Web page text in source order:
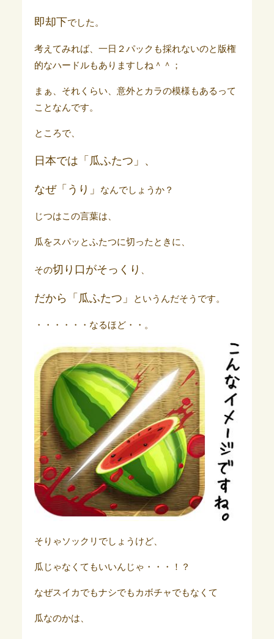
即却下でした。
考えてみれば、一日２パックも採れないのと版権
的なハードルもありますしね＾＾；
まぁ、それくらい、意外とカラの模様もあるって
ことなんです。
ところで、
日本では「瓜ふたつ」、
なぜ「うり」 なんでしょうか？
じつはこの言葉は、
瓜をスパッとふたつに切ったときに、
その切り口 がそっくり
だから「瓜ふたつ」 というんだそうです。
・・・・・・なるほど・・。
そりゃソックリでしょうけど、
瓜じゃなくてもいいんじゃ・・・！？
なぜスイカでもナシでもカボチャでもなくて
瓜なのかは、